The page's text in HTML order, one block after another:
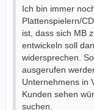
Ich bin immer
Plattenspielern/
ist, dass sich MB
entwickeln soll
widersprechen.
ausgerufen
Unternehmens in
Kunden sehen
suchen.